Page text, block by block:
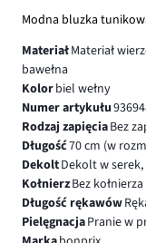
Modna bluzka
MateriałMateriał
bawełna
Kolorbiel wełny
Numer artykułu
Rodzaj zapięciaBez
Długość70 cm (w
DekoltDekolt w serek,
KołnierzBez kołnierza
Długość rękawów
PielęgnacjaPranie w